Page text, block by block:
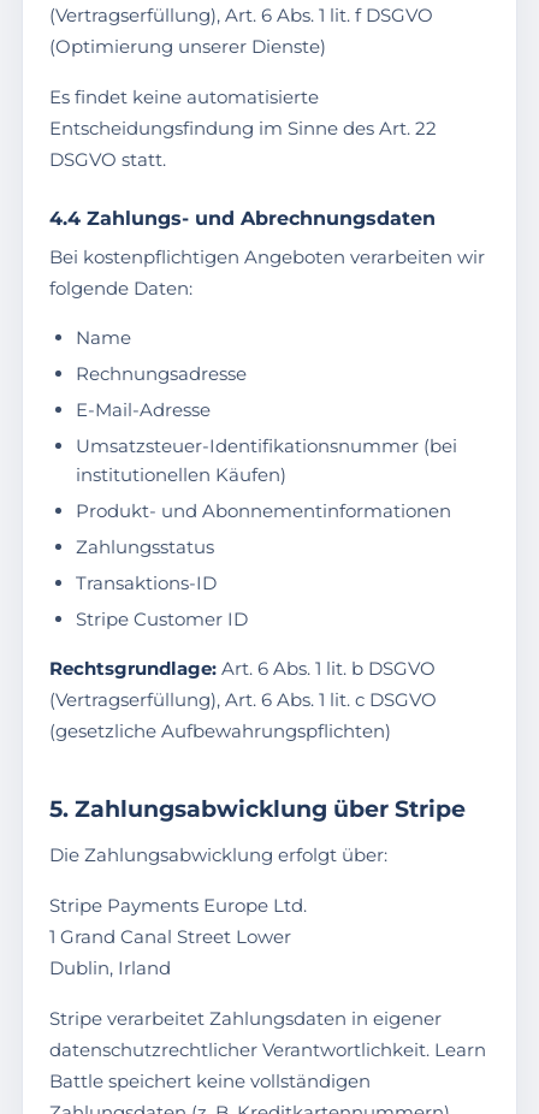
(Vertragserfüllung), Art. 6 Abs. 1 lit. f DSGVO
(Optimierung unserer Dienste)
Es findet keine automatisierte
Entscheidungsfindung im Sinne des Art. 22
DSGVO statt.
4.4 Zahlungs- und Abrechnungsdaten
Bei kostenpflichtigen Angeboten verarbeiten wir
folgende Daten:
Name
Rechnungsadresse
E-Mail-Adresse
Umsatzsteuer-Identifikationsnummer (bei
institutionellen Käufen)
Produkt- und Abonnementinformationen
Zahlungsstatus
Transaktions-ID
Stripe Customer ID
Rechtsgrundlage: Art. 6 Abs. 1 lit. b DSGVO
(Vertragserfüllung), Art. 6 Abs. 1 lit. c DSGVO
(gesetzliche Aufbewahrungspflichten)
5. Zahlungsabwicklung über Stripe
Die Zahlungsabwicklung erfolgt über:
Stripe Payments Europe Ltd.
1 Grand Canal Street Lower
Dublin, Irland
Stripe verarbeitet Zahlungsdaten in eigener
datenschutzrechtlicher Verantwortlichkeit. Learn
Battle speichert keine vollständigen